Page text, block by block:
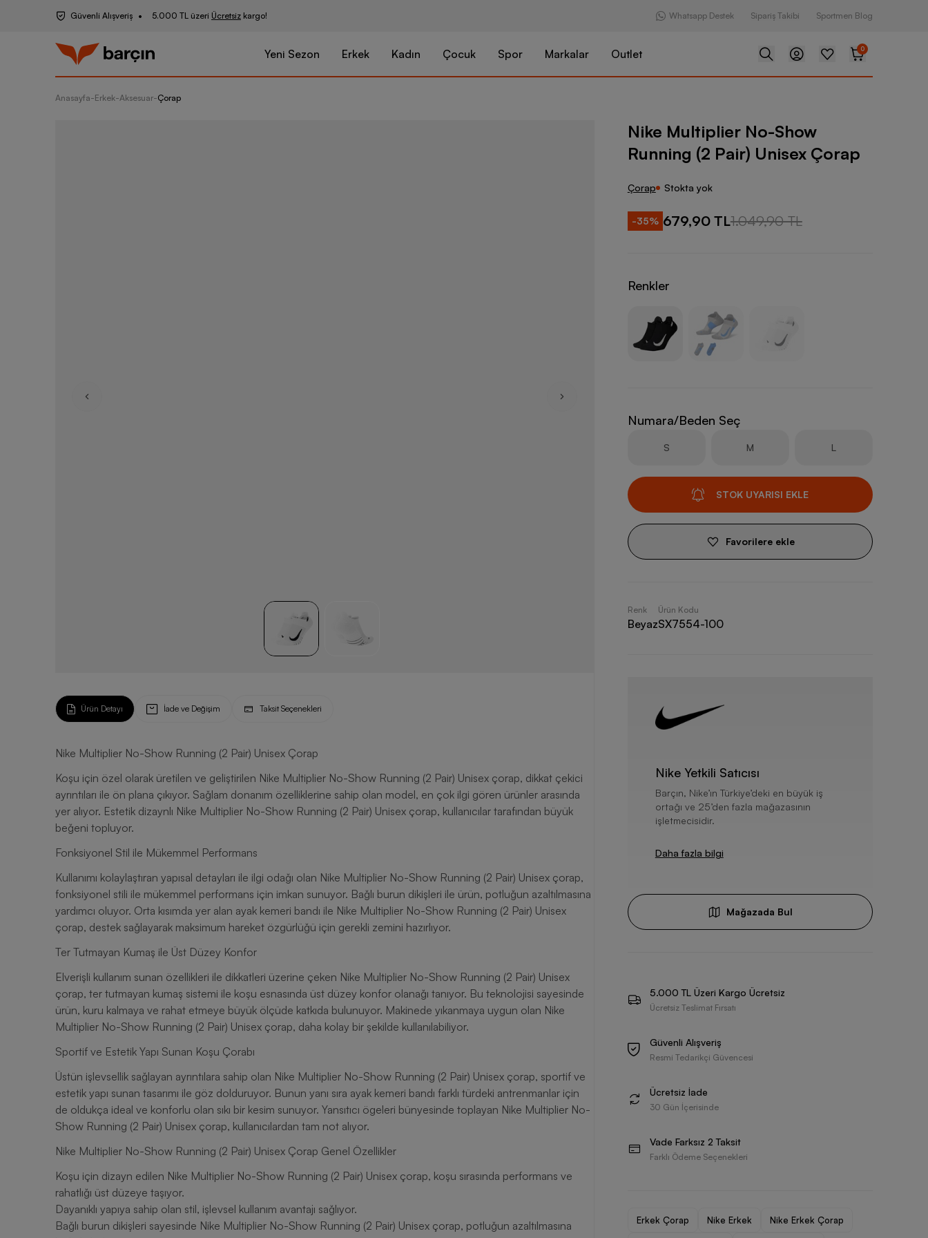
Güvenli Alışveriş 5.000 TL üzeri Ücretsiz kargo! Whatsapp Destek Sipariş Takibi Sportmen Blog
Yeni Sezon Erkek Kadın Çocuk Spor Markalar Outlet 0
Anasayfa-Erkek-Aksesuar-Çorap
Nike Multiplier No-Show Running (2 Pair) Unisex Çorap
Ürün Detayı İade ve Değişim Taksit Seçenekleri
Nike Multiplier No-Show Running (2 Pair) Unisex Çorap
Koşu için özel olarak üretilen ve geliştirilen Nike Multiplier No-Show Running (2 Pair) Unisex çorap, dikkat çekici
ayrıntıları ile ön plana çıkıyor. Sağlam donanım özelliklerine sahip olan model, en çok ilgi gören ürünler arasında
yer alıyor. Estetik dizaynlı Nike Multiplier No-Show Running (2 Pair) Unisex çorap, kullanıcılar tarafından büyük
beğeni topluyor.
Fonksiyonel Stil ile Mükemmel Performans
Kullanımı kolaylaştıran yapısal detayları ile ilgi odağı olan Nike Multiplier No-Show Running (2 Pair) Unisex çorap,
fonksiyonel stili ile mükemmel performans için imkan sunuyor. Bağlı burun dikişleri ile ürün, potluğun azaltılmasına
yardımcı oluyor. Orta kısımda yer alan ayak kemeri bandı ile Nike Multiplier No-Show Running (2 Pair) Unisex
çorap, destek sağlayarak maksimum hareket özgürlüğü için gerekli zemini hazırlıyor.
Ter Tutmayan Kumaş ile Üst Düzey Konfor
Elverişli kullanım sunan özellikleri ile dikkatleri üzerine çeken Nike Multiplier No-Show Running (2 Pair) Unisex
çorap, ter tutmayan kumaş sistemi ile koşu esnasında üst düzey konfor olanağı tanıyor. Bu teknolojisi sayesinde
ürün, kuru kalmaya ve rahat etmeye büyük ölçüde katkıda bulunuyor. Makinede yıkanmaya uygun olan Nike
Multiplier No-Show Running (2 Pair) Unisex çorap, daha kolay bir şekilde kullanılabiliyor.
Sportif ve Estetik Yapı Sunan Koşu Çorabı
Üstün işlevsellik sağlayan ayrıntılara sahip olan Nike Multiplier No-Show Running (2 Pair) Unisex çorap, sportif ve
estetik yapı sunan tasarımı ile göz dolduruyor. Bunun yanı sıra ayak kemeri bandı farklı türdeki antrenmanlar için
de oldukça ideal ve konforlu olan sıkı bir kesim sunuyor. Yansıtıcı ögeleri bünyesinde toplayan Nike Multiplier No-
Show Running (2 Pair) Unisex çorap, kullanıcılardan tam not alıyor.
Nike Multiplier No-Show Running (2 Pair) Unisex Çorap Genel Özellikler
Koşu için dizayn edilen Nike Multiplier No-Show Running (2 Pair) Unisex çorap, koşu sırasında performans ve
rahatlığı üst düzeye taşıyor.
Dayanıklı yapıya sahip olan stil, işlevsel kullanım avantajı sağlıyor.
Bağlı burun dikişleri sayesinde Nike Multiplier No-Show Running (2 Pair) Unisex çorap, potluğun azaltılmasına
Nike Multiplier No-Show
Running (2 Pair) Unisex Çorap
Çorap Stokta yok
-35% 679,90 TL1.049,90 TL
Renkler
Numara/Beden Seç
S M L
STOK UYARISI EKLE
Favorilere ekle
Renk
Beyaz
Ürün Kodu
SX7554-100
Nike Yetkili Satıcısı
Barçın, Nike’ın Türkiye’deki en büyük iş
ortağı ve 25’den fazla mağazasının
işletmecisidir.
Daha fazla bilgi
Mağazada Bul
5.000 TL Üzeri Kargo Ücretsiz
Ücretsiz Teslimat Fırsatı
Güvenli Alışveriş
Resmi Tedarikçi Güvencesi
Ücretsiz İade
30 Gün İçerisinde
Vade Farksız 2 Taksit
Farklı Ödeme Seçenekleri
Erkek Çorap Nike Erkek Nike Erkek Çorap